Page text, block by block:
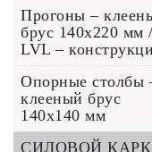
Прогоны –
брус 140х220 мм /
LVL –
Опорные столбы
клееный брус
140x140 мм
СИЛОВОЙ